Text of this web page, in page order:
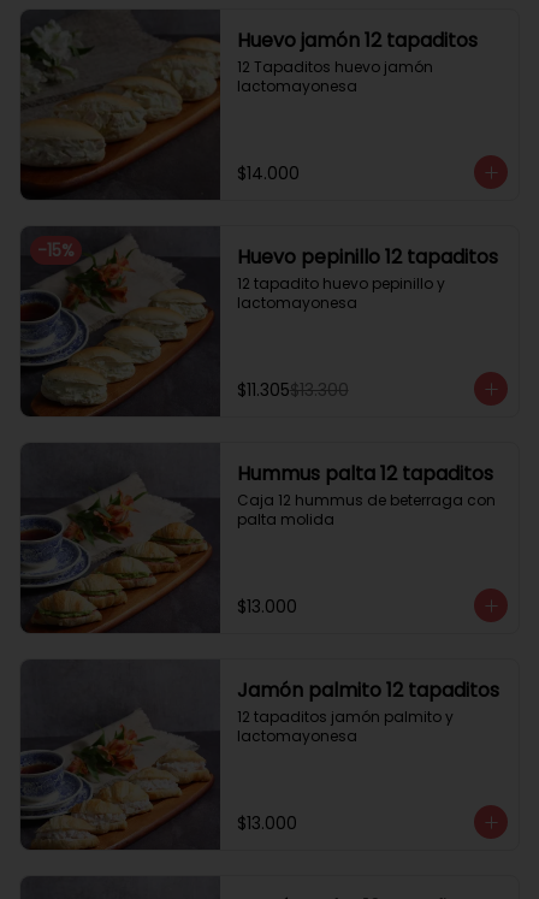
Huevo jamón 12 tapaditos
12 Tapaditos huevo jamón
lactomayonesa
$14.000
-15% Huevo pepinillo 12 tapaditos
12 tapadito huevo pepinillo y
lactomayonesa
$11.305$13.300
Hummus palta 12 tapaditos
Caja 12 hummus de beterraga con
palta molida
$13.000
Jamón palmito 12 tapaditos
12 tapaditos jamón palmito y
lactomayonesa
$13.000